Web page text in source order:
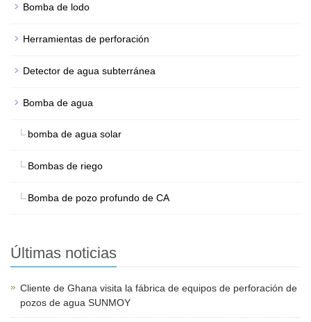
Bomba de lodo
Herramientas de perforación
Detector de agua subterránea
Bomba de agua
bomba de agua solar
Bombas de riego
Bomba de pozo profundo de CA
Últimas noticias
Cliente de Ghana visita la fábrica de equipos de perforación de
pozos de agua SUNMOY